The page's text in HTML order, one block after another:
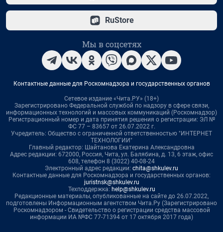
RuStore
Мы в соцсетях
Контактные данные для Роскомнадзора и государственных органов
Сетевое издание «Чита.РУ» (18+)
Зарегистрировано Федеральной службой по надзору в сфере связи,
информационных технологий и массовых коммуникаций (Роскомнадзор)
Регистрационный номер и дата принятия решения о регистрации: ЭЛ №
ФС 77 – 83657 от 26.07.2022 г.
Учредитель: Общество с ограниченной ответственностью "ИНТЕРНЕТ
ТЕХНОЛОГИИ"
Главный редактор: Шайтанова Екатерина Александровна
Адрес редакции: 672000, Россия, Чита, ул. Балябина, д. 13, 6 этаж, офис
608, телефон 8 (3022) 40-08-24
Электронный адрес редакции: chita@shkulev.ru
Контактные данные для Роскомнадзора и государственных органов:
juristnsk@shkulev.ru
Техподдержка: help@shkulev.ru
Редакционные материалы, опубликованные на сайте до 26.07.2022,
подготовлены Информационным агентством Чита.Ру (Зарегистрировано
Роскомнадзором - Свидетельство о регистрации средства массовой
информации ИА №ФС 77-71394 от 17 октября 2017 года)